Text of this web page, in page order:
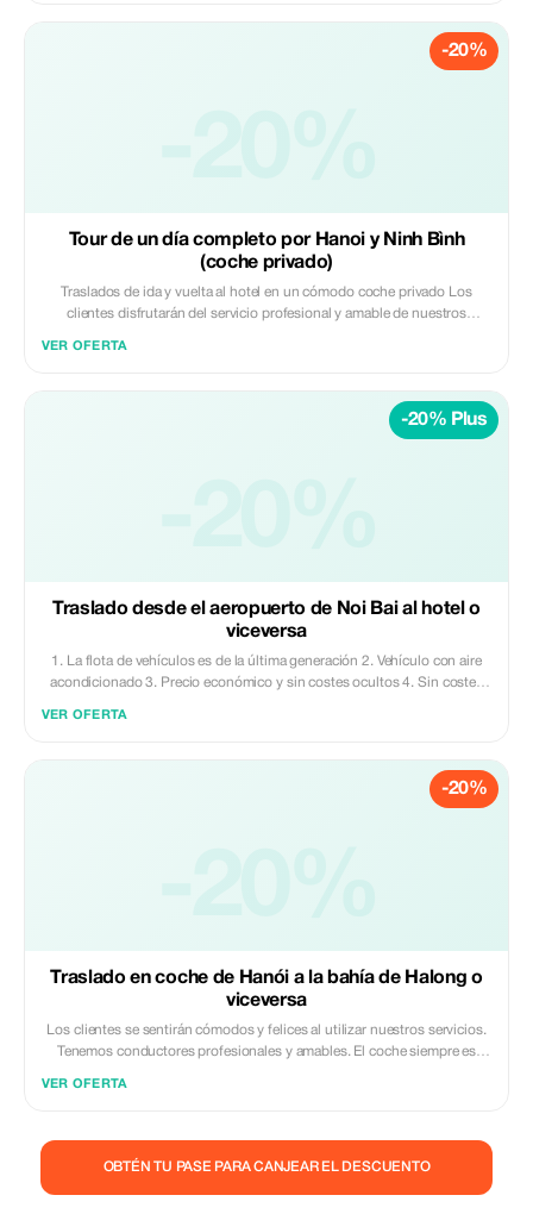
-20%
Tour de un día completo por Hanoi y Ninh Bình
(coche privado)
Traslados de ida y vuelta al hotel en un cómodo coche privado Los
clientes disfrutarán del servicio profesional y amable de nuestros
clientes las mejores tarifas. Más información
VER OFERTA
-20% Plus
Traslado desde el aeropuerto de Noi Bai al hotel o
viceversa
1. La flota de vehículos es de la última generación 2. Vehículo con aire
acondicionado 3. Precio económico y sin costes ocultos 4. Sin costes
VER OFERTA
-20%
Traslado en coche de Hanói a la bahía de Halong o
viceversa
Los clientes se sentirán cómodos y felices al utilizar nuestros servicios.
Tenemos conductores profesionales y amables. El coche siempre es
VER OFERTA
OBTÉN TU PASE PARA CANJEAR EL DESCUENTO